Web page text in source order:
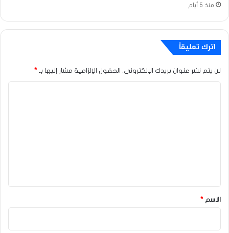
منذ 5 أيام
اترك تعليقاً
لن يتم نشر عنوان بريدك الإلكتروني. الحقول الإلزامية مشار إليها بـ *
*الاسم *